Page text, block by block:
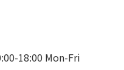
18:00 Mon-Fri